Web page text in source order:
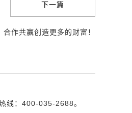
下一篇
作共赢创造更多的财富！
线：400-035-2688。